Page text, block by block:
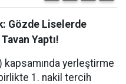
Gözde Liselerde
Yaptı!
yerleştirme
1. nakil tercih